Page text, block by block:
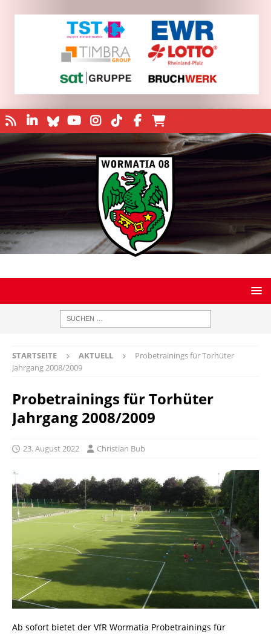
STARTSEITE AKTUELL
Probetrainings für Torhüter
Jahrgang 2008/2009
Probetrainings für Torhüter
Jahrgang 2008/2009
23. August 2022 Christian Bub
Ab sofort bietet der VfR Wormatia Probetrainings für